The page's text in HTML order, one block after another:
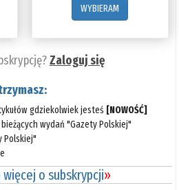
WYBIERAM
Zaloguj się
gdziekolwiek jesteś [NOWOŚĆ]
wydań "Gazety Polskiej"
Polskiej"
o subskrypcji»